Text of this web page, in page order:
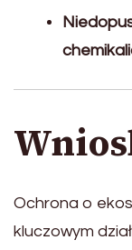
Ochrona o
kluczowym